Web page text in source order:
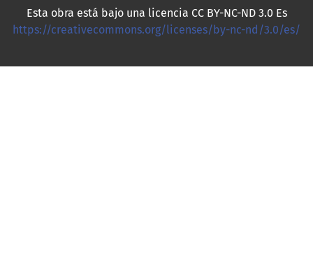
Esta obra está bajo una licencia CC BY-NC-ND 3.0 Es
https://creativecommons.org/licenses/by-nc-nd/3.0/es/